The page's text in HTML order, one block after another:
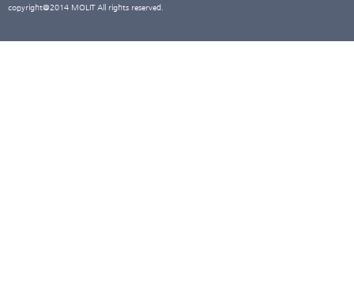
copyright@2014 MOLIT All rights reserved.